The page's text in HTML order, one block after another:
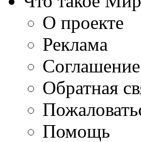
О проекте
Реклама
Соглашение
Обратная
Помощь